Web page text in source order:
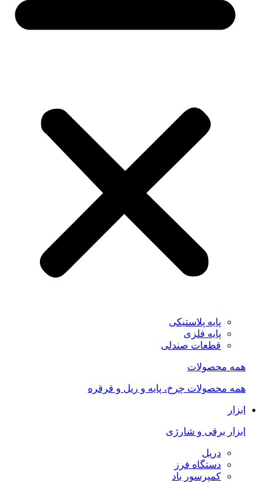
پایه پلاستیکی
پایه فلزی
قطعات صندلی
همه محصولات
همه محصولات چرخ، پایه و ریل و قرقره
ابزار
ابزار برقی و شارژی
دریل
دستگاه فرز
کمپرسور باد